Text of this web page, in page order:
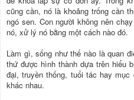
cũng cần, nó là khoảng trống cần
ngó sen. Con người không nên
nó, xử lý nó bằng một cách nào đó.
Làm gì, sống như thế nào là quan
thứ được hình thành dựa trên hiểu
đại, truyền thống, tuổi tác hay
khác nhau.